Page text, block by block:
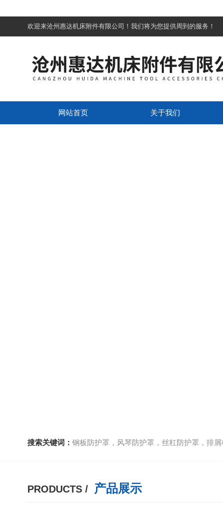
欢迎来沧州惠达机床附件有限公司！我们将为您提供周到的服务！
网站首页 关于我们
搜索关键词： 钢板防护罩，风琴防护罩，丝杠防护罩，排屑机
PRODUCTS / 产品展示